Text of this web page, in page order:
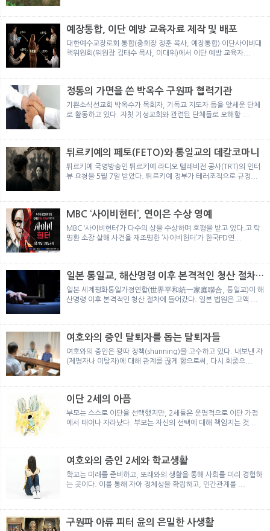
예장통합, 이단 예방 교육자료 제작 및 배포
대한예수교장로회 통합(총회장 정훈 목사, 예장통합) 이단사이비대
책위원회(위원장 김태수 목사, 이대위)에서 이단 예방 교육자...
정통의 가면을 쓴 박옥수 구원파 협력기관
기쁜소식선교회 박옥수가 목회자, 기독교 지도자 등을 앞세운 단체
로 활동하고 있다. 자칫 기성교회와 관련된 단체들로 오해할 ...
튀르키예의 페토(FETO)와 통일교의 데칼코마니
튀르키예 국영방송인 튀르키예 라디오 텔레비전 공사(TRT)의 인터
뷰 요청을 5월 7일 받았다. 튀르키예 정부가 테러조직으로 규정...
MBC ‘사이비헌터’, 연이은 수상 영예
MBC ‘사이비헌터’가 다수의 상을 수상하며 호평을 받고 있다.고 탁
명환 소장 살해 사건을 재조명한 ‘사이비헌터’가 한국PD연...
일본 통일교, 해산명령 이후 본격적인 청산 절차
돌입
일본 세계평화통일가정연합(世界平和統一家庭聯合, 통일교)이 해
산명령 이후 본격적인 청산 절차에 들어갔다. 일본 법원은 고액 ...
여호와의 증인 탈퇴자를 돕는 탈퇴자들
여호와의 증인은 왕따 정책(shunning)을 고수하고 있다. 내보낸 자
(제명자나 이탈자)에 대해 관계를 끊게 함으로써, 다시 회중으...
이단 2세의 아픔
부모는 스스로 이단을 선택했지만, 2세들은 운명적으로 이단 가정
에서 태어나 자라났다. 부모는 자신의 선택에 대해 책임지는 것...
여호와의 증인 2세와 학교생활
학교는 미래를 준비하고, 또래와의 생활을 통해 사회를 미리 경험하
는 곳이다. 이를 통해 자아 정체성을 확립하고, 인간관계를 ...
구원파 아류 피터 윤의 은밀한 사생활